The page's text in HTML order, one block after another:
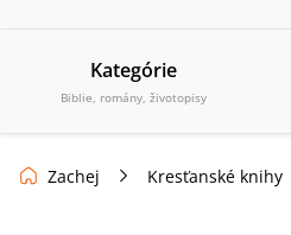
Kategórie
Biblie, romány, životopisy
Zachej Kresťanské knihy